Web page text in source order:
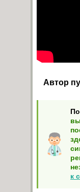
Автор
к